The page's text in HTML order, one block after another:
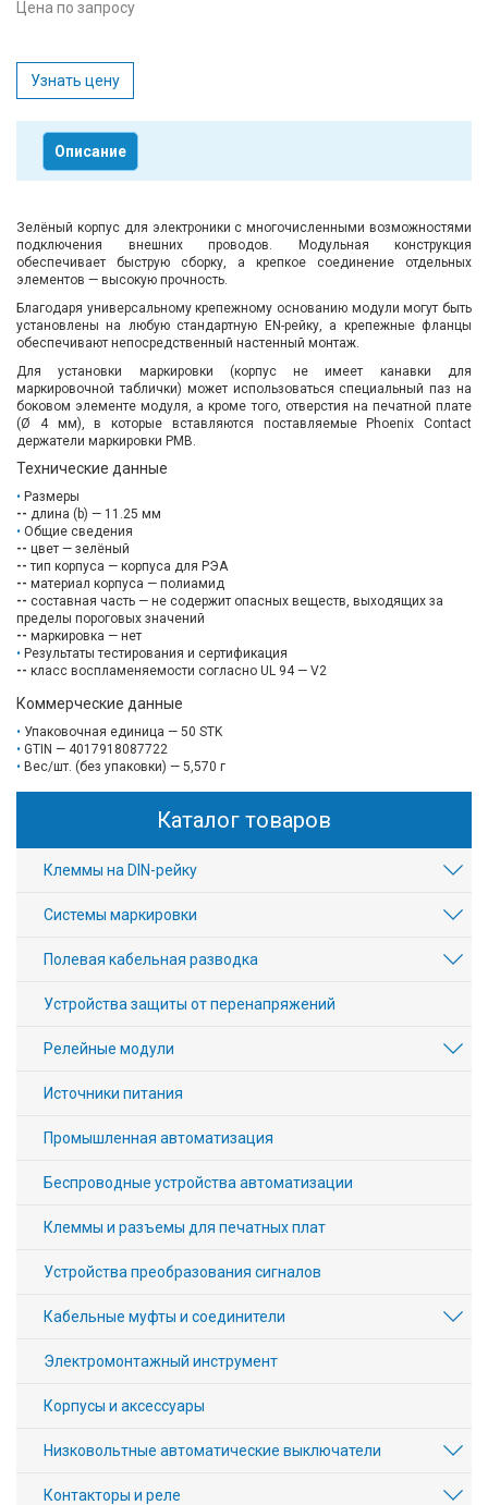
Цена по запросу
Узнать цену
Описание
Зелёный корпус для электроники с многочисленными возможностями
подключения внешних проводов. Модульная конструкция
обеспечивает быструю сборку, а крепкое соединение отдельных
элементов — высокую прочность.
Благодаря универсальному крепежному основанию модули могут быть
установлены на любую стандартную EN-рейку, а крепежные фланцы
обеспечивают непосредственный настенный монтаж.
Для установки маркировки (корпус не имеет канавки для
маркировочной таблички) может использоваться специальный паз на
боковом элементе модуля, а кроме того, отверстия на печатной плате
(Ø 4 мм), в которые вставляются поставляемые Phoenix Contact
держатели маркировки PMB.
Технические данные
Размеры
-- длина (b) — 11.25 мм
Общие сведения
-- цвет — зелёный
-- тип корпуса — корпуса для РЭА
-- материал корпуса — полиамид
-- составная часть — не содержит опасных веществ, выходящих за
пределы пороговых значений
-- маркировка — нет
Результаты тестирования и сертификация
-- класс воспламеняемости согласно UL 94 — V2
Коммерческие данные
Упаковочная единица — 50 STK
GTIN — 4017918087722
Вес/шт. (без упаковки) — 5,570 г
Каталог товаров
Клеммы на DIN-рейку
Системы маркировки
Полевая кабельная разводка
Устройства защиты от перенапряжений
Релейные модули
Источники питания
Промышленная автоматизация
Беспроводные устройства автоматизации
Клеммы и разъемы для печатных плат
Устройства преобразования сигналов
Кабельные муфты и соединители
Электромонтажный инструмент
Корпусы и аксессуары
Низковольтные автоматические выключатели
Контакторы и реле